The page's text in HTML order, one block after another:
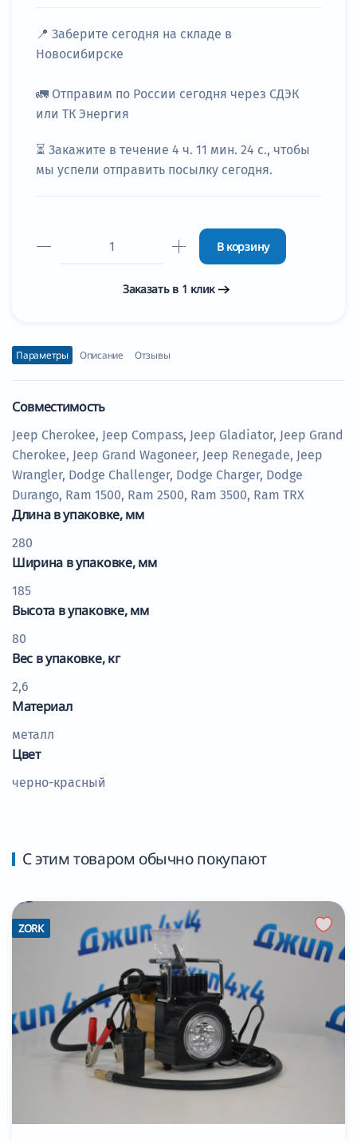
📍 Заберите сегодня на складе в
Новосибирске
🚛 Отправим по России сегодня через СДЭК
или ТК Энергия
⏳ Закажите в течение 4 ч. 11 мин. 22 с., чтобы
мы успели отправить посылку сегодня.
В корзину
Заказать в 1 клик
Параметры Описание Отзывы
Совместимость
Jeep Cherokee, Jeep Compass, Jeep Gladiator, Jeep Grand
Cherokee, Jeep Grand Wagoneer, Jeep Renegade, Jeep
Wrangler, Dodge Challenger, Dodge Charger, Dodge
Durango, Ram 1500, Ram 2500, Ram 3500, Ram TRX
Длина в упаковке, мм
280
Ширина в упаковке, мм
185
Высота в упаковке, мм
80
Вес в упаковке, кг
2,6
Материал
металл
Цвет
черно-красный
С этим товаром обычно покупают
ZORK